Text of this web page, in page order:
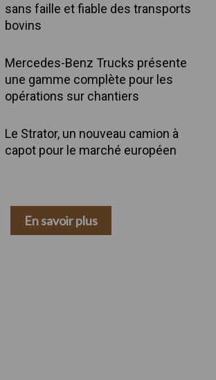
sans faille et fiable des transports
bovins
Mercedes-Benz Trucks présente
une gamme complète pour les
opérations sur chantiers
Le Strator, un nouveau camion à
capot pour le marché européen
En savoir plus